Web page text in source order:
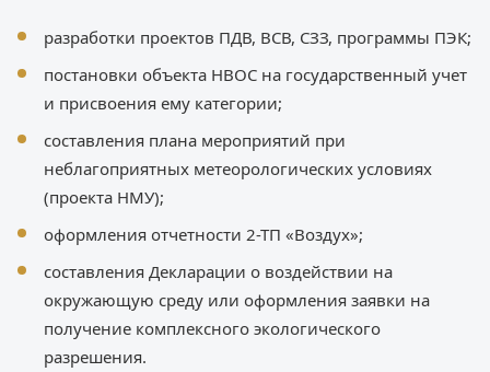
разработки проектов ПДВ, ВСВ, СЗЗ, программы ПЭК;
постановки объекта НВОС на государственный учет
и присвоения ему категории;
составления плана мероприятий при
неблагоприятных метеорологических условиях
(проекта НМУ);
оформления отчетности 2-ТП «Воздух»;
составления Декларации о воздействии на
окружающую среду или оформления заявки на
получение комплексного экологического
разрешения.